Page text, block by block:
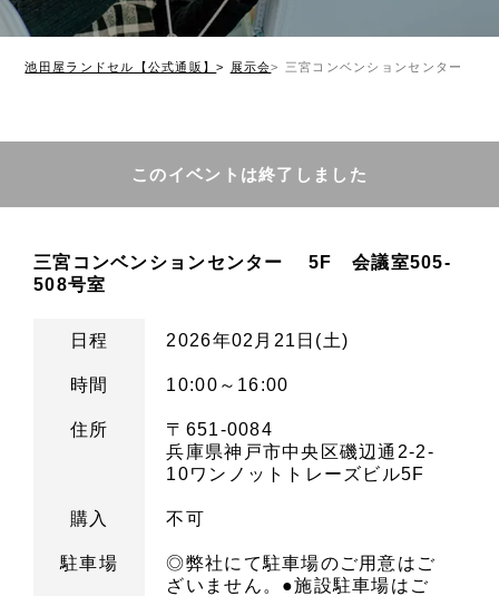
池田屋ランドセル【公式通販】 展示会 三宮コンベンションセンター
このイベントは終了しました
三宮コンベンションセンター 5F 会議室505-
508号室
日程 2026年02月21日(土)
時間 10:00～16:00
住所
〒651-0084
兵庫県神戸市中央区磯辺通2-2-
10ワンノットトレーズビル5F
購入 不可
駐車場
◎弊社にて駐車場のご用意はご
ざいません。●施設駐車場はご